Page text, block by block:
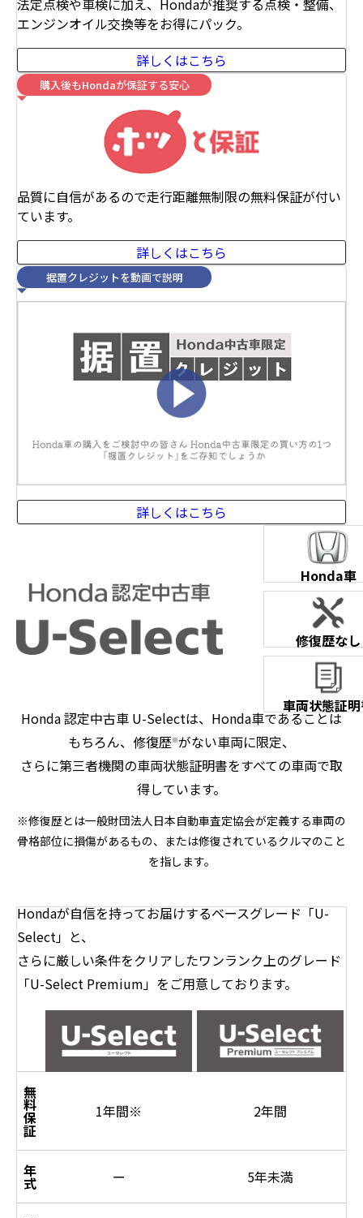
法定点検や車検に加え、Hondaが推奨する点検・整備、
エンジンオイル交換等をお得にパック。
詳しくはこちら
購入後もHondaが保証する安心
品質に自信があるので走行距離無制限の無料保証が付い
ています。
詳しくはこちら
据置クレジットを動画で説明
詳しくはこちら
Honda車
修復歴なし
車両状態証
Honda 認定中古車 U-Selectは、Honda車であることは
もちろん、修復歴※がない車両に限定、
さらに第三者機関の車両状態証明書をすべての車両で取
得しています。
※修復歴とは一般財団法人日本自動車査定協会が定義する車両の
骨格部位に損傷があるもの、または修復されているクルマのこと
を指します。
Hondaが自信を持ってお届けするベースグレード「U-
Select」と、
さらに厳しい条件をクリアしたワンランク上のグレード
「U-Select Premium」をご用意しております。
無
料
保
証
1年間※ 2年間
年
式 ー 5年未満